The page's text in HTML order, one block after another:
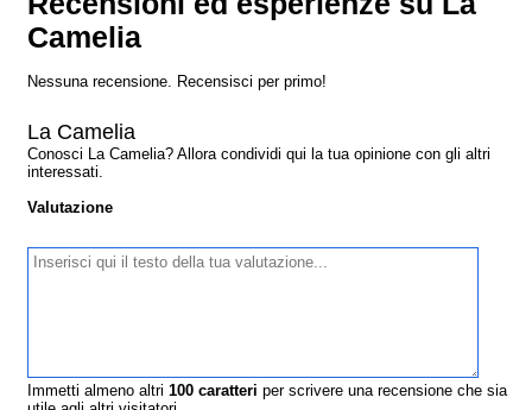
Camelia
Nessuna recensione. Recensisci per primo!
La Camelia
Conosci La Camelia? Allora condividi qui la tua opinione con gli altri
interessati.
Valutazione
Immetti almeno altri100 caratteri per scrivere una recensione che sia